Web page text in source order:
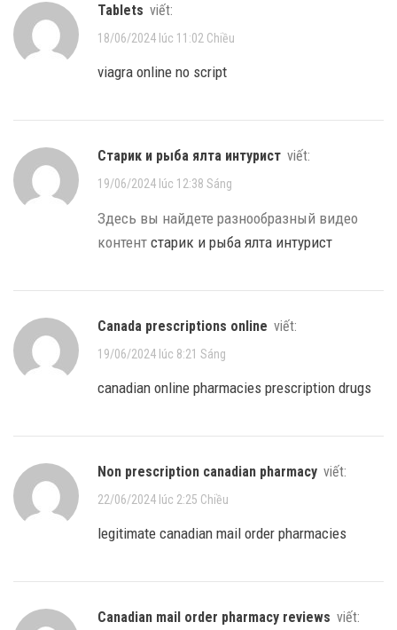
tablets viết:
18/06/2024 lúc 11:02 Chiều
viagra online no script
старик и рыба ялта интурист viết:
19/06/2024 lúc 12:38 Sáng
Здесь вы найдете разнообразный видео
контент старик и рыба ялта интурист
canada prescriptions online viết:
19/06/2024 lúc 8:21 Sáng
canadian online pharmacies prescription drugs
non prescription canadian pharmacy viết:
22/06/2024 lúc 2:25 Chiều
legitimate canadian mail order pharmacies
canadian mail order pharmacy reviews viết: